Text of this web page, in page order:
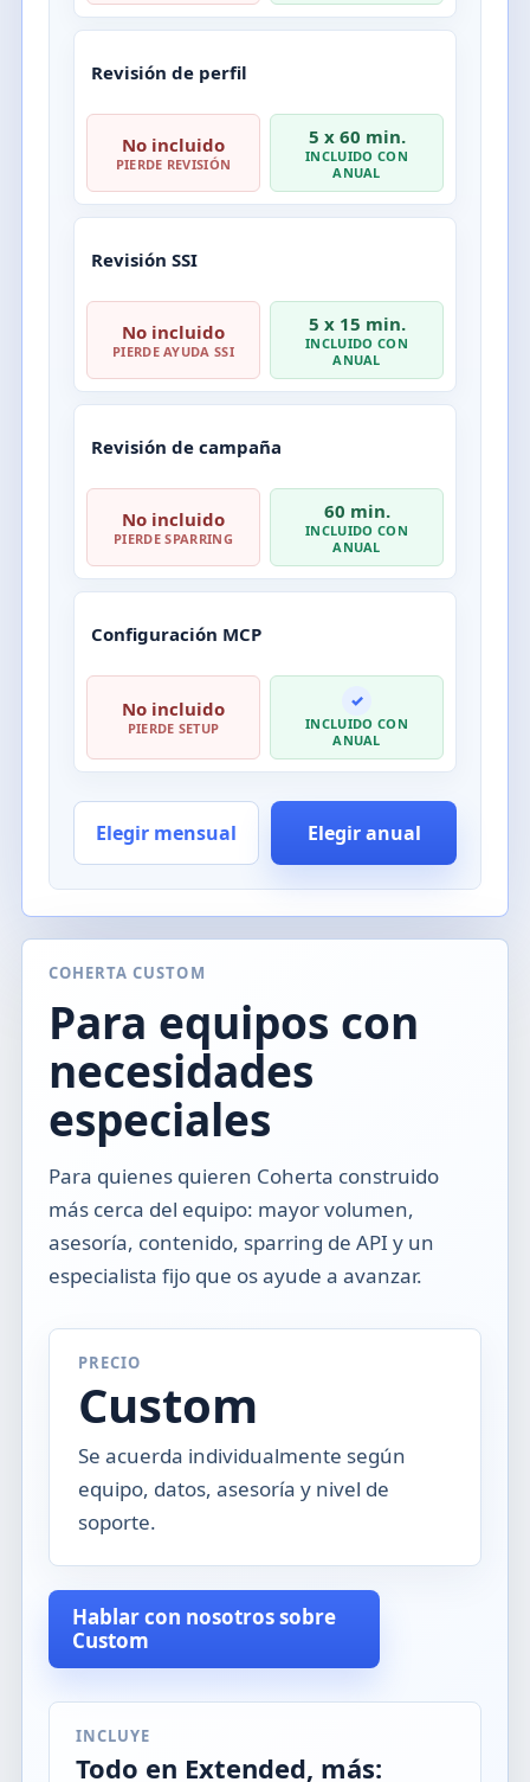
Revisión de perfil
No incluido
PIERDE REVISIÓN
5 x 60 min.
INCLUIDO CON
ANUAL
Revisión SSI
No incluido
PIERDE AYUDA SSI
5 x 15 min.
INCLUIDO CON
ANUAL
Revisión de campaña
No incluido
PIERDE SPARRING
60 min.
INCLUIDO CON
ANUAL
Configuración MCP
No incluido
PIERDE SETUP
✓
INCLUIDO CON
ANUAL
Elegir mensual Elegir anual
COHERTA CUSTOM
Para equipos con
necesidades
especiales
Para quienes quieren Coherta construido
más cerca del equipo: mayor volumen,
asesoría, contenido, sparring de API y un
especialista fijo que os ayude a avanzar.
PRECIO
Custom
Se acuerda individualmente según
equipo, datos, asesoría y nivel de
soporte.
Hablar con nosotros sobre
Custom
INCLUYE
Todo en Extended, más: